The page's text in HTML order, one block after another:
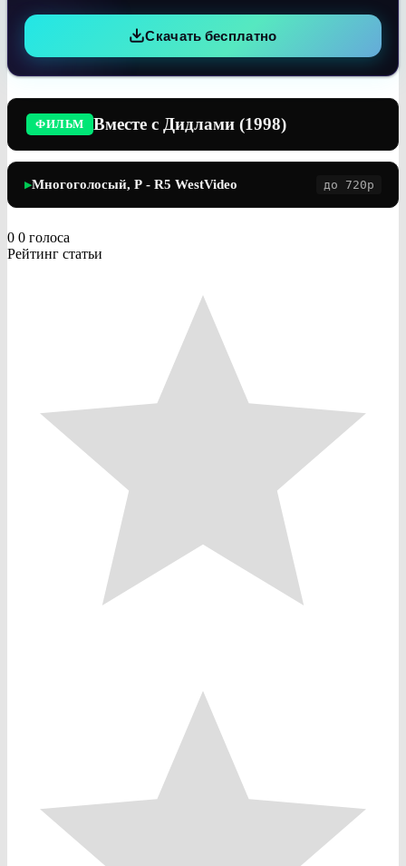
Скачать бесплатно
ФИЛЬМ Вместе с Дидлами (1998)
▶Многоголосый, Р - R5 WestVideo до 720p
0 0 голоса
Рейтинг статьи